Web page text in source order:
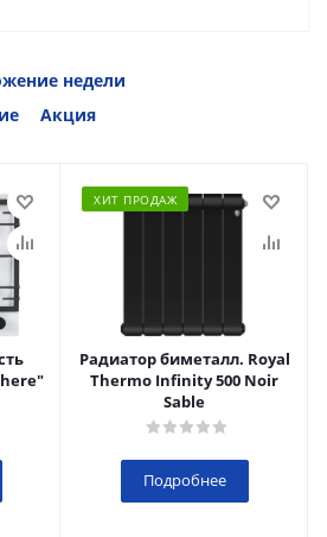
недели
Акция
ХИТ ПРОДАЖ
Радиатор биметалл. Royal
Thermo Infinity 500 Noir
Sable
Подробнее